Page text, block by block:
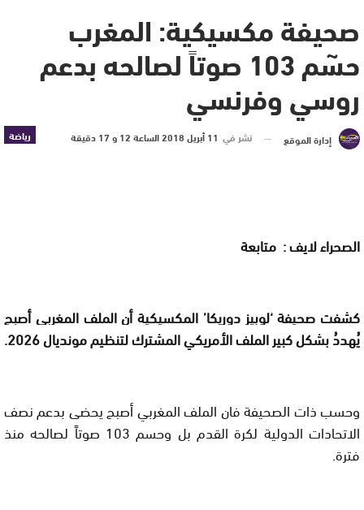
صحيفة مكسيكية: المغرب
حسٓم 103 صوتاً لصالحه بدعم
روسي وفرنسي
رياضة إدارة الموقع نشر في 11 أبريل 2018 الساعة 12 و 17 دقيقة
الصحراء لايف : متابعة
كشفت صحيفة ‘لوبيز دوريكا’ المكسيكية أن الملف المغربي أصبح
يُهددُ بشكل كبير الملف الأمريكي المشترك لتنظيم مونديال 2026.
وحسب ذات الصحيفة فان الملف المغربي أصبح يحضى بدعم نصف
الاتحادات الدولية لكرة القدم بل وحسم 103 صوتاً لصالحه منذ
فترة.